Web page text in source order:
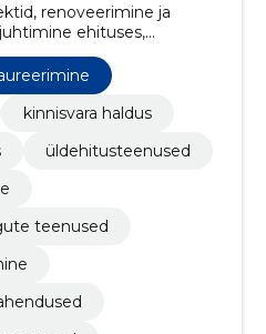
renoveerimine ja
ehituses,
Üldine ehitus,
korteriühistu
teenused,
kinnisvara
kinnisvara haldus
üldehitusteenused
teenused